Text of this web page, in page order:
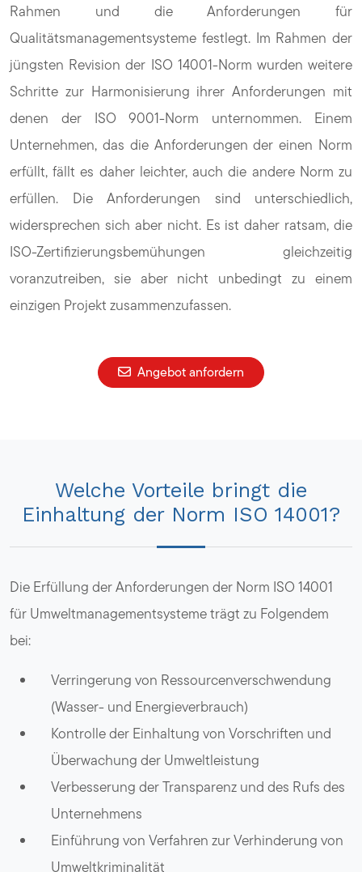
Rahmen und die Anforderungen für
Qualitätsmanagementsysteme festlegt. Im Rahmen der
jüngsten Revision der ISO 14001-Norm wurden weitere
Schritte zur Harmonisierung ihrer Anforderungen mit
denen der ISO 9001-Norm unternommen. Einem
Unternehmen, das die Anforderungen der einen Norm
erfüllt, fällt es daher leichter, auch die andere Norm zu
erfüllen. Die Anforderungen sind unterschiedlich,
widersprechen sich aber nicht. Es ist daher ratsam, die
ISO-Zertifizierungsbemühungen gleichzeitig
voranzutreiben, sie aber nicht unbedingt zu einem
einzigen Projekt zusammenzufassen.
Angebot anfordern
Welche Vorteile bringt die
Einhaltung der Norm ISO 14001?
Die Erfüllung der Anforderungen der Norm ISO 14001
für Umweltmanagementsysteme trägt zu Folgendem
bei:
Verringerung von Ressourcenverschwendung
(Wasser- und Energieverbrauch)
Kontrolle der Einhaltung von Vorschriften und
Überwachung der Umweltleistung
Verbesserung der Transparenz und des Rufs des
Unternehmens
Einführung von Verfahren zur Verhinderung von
Umweltkriminalität